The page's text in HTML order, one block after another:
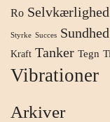
Ro Selvkærlighed
Styrke Succes Sundhed
Kraft Tanker Tegn
Vibrationer
Arkiver